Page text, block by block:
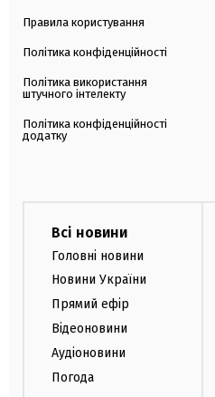
Правила користування
Політика конфіденційності
Політика використання
штучного інтелекту
Політика конфіденційності
додатку
Всі новини
Головні новини
Новини України
Прямий ефір
Відеоновини
Аудіоновини
Погода